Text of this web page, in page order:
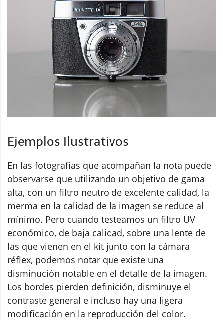
Ejemplos Ilustrativos
En las fotografías que acompañan la nota puede
observarse que utilizando un objetivo de gama
alta, con un filtro neutro de excelente calidad, la
merma en la calidad de la imagen se reduce al
mínimo. Pero cuando testeamos un filtro UV
económico, de baja calidad, sobre una lente de
las que vienen en el kit junto con la cámara
réflex, podemos notar que existe una
disminución notable en el detalle de la imagen.
Los bordes pierden definición, disminuye el
contraste general e incluso hay una ligera
modificación en la reproducción del color.